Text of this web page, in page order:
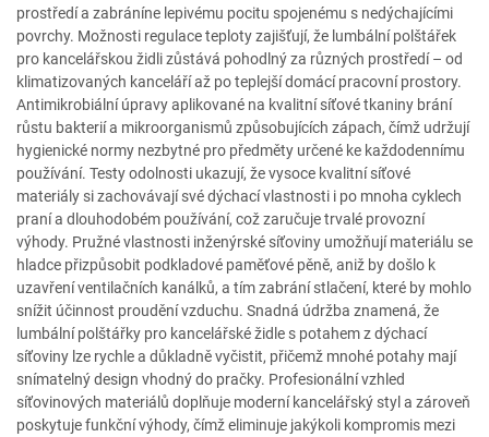
prostředí a zabráníne lepivému pocitu spojenému s nedýchajícími
povrchy. Možnosti regulace teploty zajišťují, že lumbální polštářek
pro kancelářskou židli zůstává pohodlný za různých prostředí – od
klimatizovaných kanceláří až po teplejší domácí pracovní prostory.
Antimikrobiální úpravy aplikované na kvalitní síťové tkaniny brání
růstu bakterií a mikroorganismů způsobujících zápach, čímž udržují
hygienické normy nezbytné pro předměty určené ke každodennímu
používání. Testy odolnosti ukazují, že vysoce kvalitní síťové
materiály si zachovávají své dýchací vlastnosti i po mnoha cyklech
praní a dlouhodobém používání, což zaručuje trvalé provozní
výhody. Pružné vlastnosti inženýrské síťoviny umožňují materiálu se
hladce přizpůsobit podkladové paměťové pěně, aniž by došlo k
uzavření ventilačních kanálků, a tím zabrání stlačení, které by mohlo
snížit účinnost proudění vzduchu. Snadná údržba znamená, že
lumbální polštářky pro kancelářské židle s potahem z dýchací
síťoviny lze rychle a důkladně vyčistit, přičemž mnohé potahy mají
snímatelný design vhodný do pračky. Profesionální vzhled
síťovinových materiálů doplňuje moderní kancelářský styl a zároveň
poskytuje funkční výhody, čímž eliminuje jakýkoli kompromis mezi